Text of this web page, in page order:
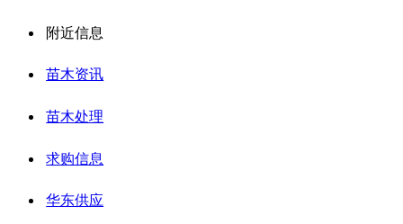
附近信息
苗木资讯
苗木处理
求购信息
华东供应